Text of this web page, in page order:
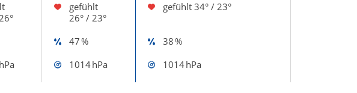
gefühlt
26° / 23°
gefühlt 34° / 23°
47 %
38 %
1014 hPa 1014 hPa